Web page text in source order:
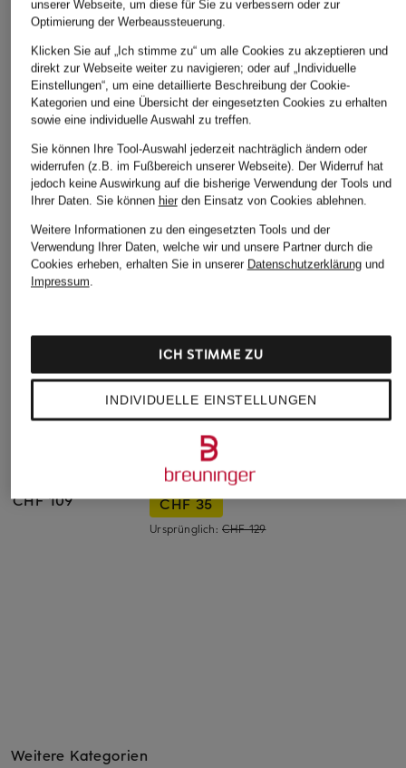
JOY sportswear
CHF 109
UNDER ARMOUR
Jacke UA
UNSTOPPABLE
CHF 35
Ursprünglich: CHF 129
ALLSAINTS
Weitere Kategorien
unserer Webseite, um diese für Sie zu verbessern oder zur
Optimierung der Werbeaussteuerung.
Klicken Sie auf „Ich stimme zu“ um alle Cookies zu akzeptieren und
direkt zur Webseite weiter zu navigieren; oder auf „Individuelle
Einstellungen“, um eine detaillierte Beschreibung der Cookie-
Kategorien und eine Übersicht der eingesetzten Cookies zu erhalten
sowie eine individuelle Auswahl zu treffen.
Sie können Ihre Tool-Auswahl jederzeit nachträglich ändern oder
widerrufen (z.B. im Fußbereich unserer Webseite). Der Widerruf hat
jedoch keine Auswirkung auf die bisherige Verwendung der Tools und
Ihrer Daten. Sie können hierden Einsatz von Cookies ablehnen.
Weitere Informationen zu den eingesetzten Tools und der
Verwendung Ihrer Daten, welche wir und unsere Partner durch die
Cookies erheben, erhalten Sie in unserer Datenschutzerklärungund
Impressum.
INDIVIDUELLE EINSTELLUNGEN
ICH STIMME ZU